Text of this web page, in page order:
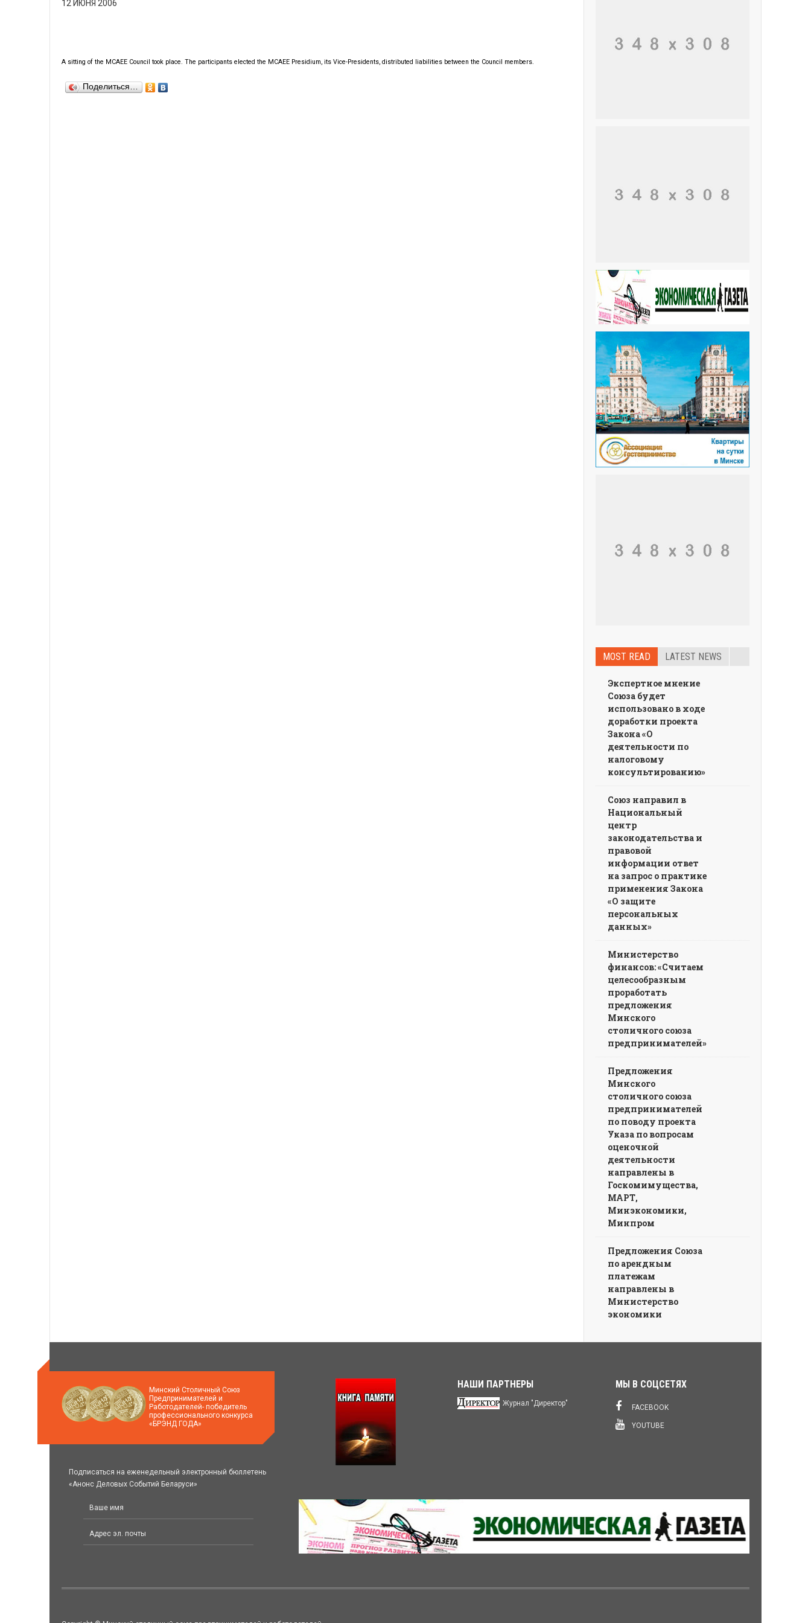
12 ИЮНЯ 2006
A sitting of the MCAEE Council took place. The participants elected the MCAEE Presidium, its Vice-Presidents, distributed liabilities between the Council members.
Поделиться…
MOST READ LATEST NEWS
Экспертное мнение
Союза будет
использовано в ходе
доработки проекта
Закона «О
деятельности по
налоговому
консультированию»
Союз направил в
Национальный
центр
законодательства и
правовой
информации ответ
на запрос о практике
применения Закона
«О защите
персональных
данных»
Министерство
финансов: «Считаем
целесообразным
проработать
предложения
Минского
столичного союза
предпринимателей»
Предложения
Минского
столичного союза
предпринимателей
по поводу проекта
Указа по вопросам
оценочной
деятельности
направлены в
Госкомимущества,
МАРТ,
Минэкономики,
Минпром
Предложения Союза
по арендным
платежам
направлены в
Министерство
экономики
Минский Столичный Союз
Предпринимателей и
Работодателей- победитель
профессионального конкурса
«БРЭНД ГОДА»
Подписаться на еженедельный электронный бюллетень
«Анонс Деловых Событий Беларуси»
НАШИ ПАРТНЕРЫ
Журнал "Директор"
МЫ В СОЦСЕТЯХ
FACEBOOK
YOUTUBE